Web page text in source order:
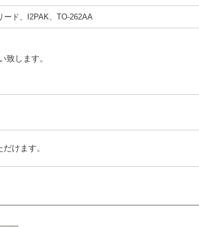
ード、I2PAK、TO-262AA
致します。
けます。